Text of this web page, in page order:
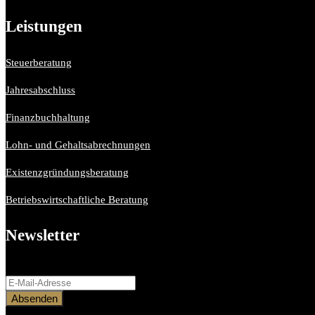
Leistungen
Steuerberatung
Jahresabschluss
Finanzbuchhaltung
Lohn- und Gehaltsabrechnungen
Existenzgründungsberatung
Betriebswirtschaftliche Beratung
Newsletter
Absenden